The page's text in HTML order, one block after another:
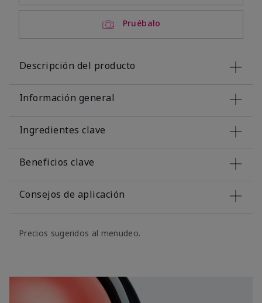
Pruébalo
Descripción del producto
Información general
Ingredientes clave
Beneficios clave
Consejos de aplicación
Precios sugeridos al menudeo.